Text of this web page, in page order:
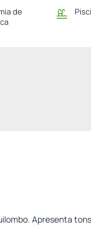
de
Apresenta